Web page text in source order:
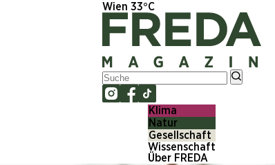
Wien 33°C
Klima
Natur
Gesellschaft
Wissenschaft
Über FREDA